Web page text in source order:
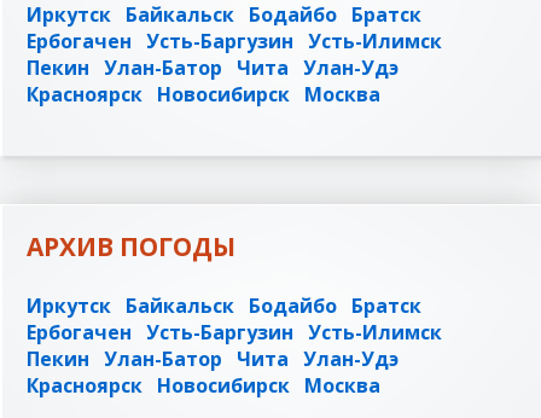
Иркутск Байкальск Бодайбо Братск
Ербогачен Усть-Баргузин Усть-Илимск
Пекин Улан-Батор Чита Улан-Удэ
Красноярск Новосибирск Москва
АРХИВ ПОГОДЫ
Иркутск Байкальск Бодайбо Братск
Ербогачен Усть-Баргузин Усть-Илимск
Пекин Улан-Батор Чита Улан-Удэ
Красноярск Новосибирск Москва